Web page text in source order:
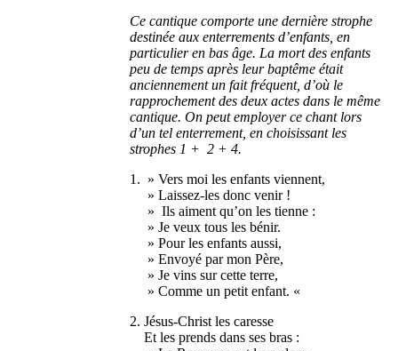
Ce cantique comporte une dernière strophe
destinée aux enterrements d’enfants, en
particulier en bas âge. La mort des enfants
peu de temps après leur baptême était
anciennement un fait fréquent, d’où le
rapprochement des deux actes dans le même
cantique. On peut employer ce chant lors
d’un tel enterrement, en choisissant les
strophes 1 + 2 + 4.
1. » Vers moi les enfants viennent,
» Laissez-les donc venir !
» Ils aiment qu’on les tienne :
» Je veux tous les bénir.
» Pour les enfants aussi,
» Envoyé par mon Père,
» Je vins sur cette terre,
» Comme un petit enfant. «
2. Jésus-Christ les caresse
Et les prends dans ses bras :